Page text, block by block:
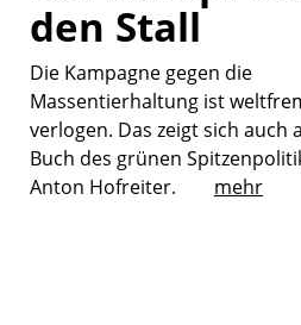
den Stall
Die Kampagne gegen die
Massentierhaltung ist
verlogen. Das zeigt sich auch
Buch des grünen
Anton Hofreiter.
mehr